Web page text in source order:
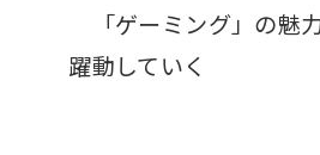
「ゲーミング」の魅
躍動していく